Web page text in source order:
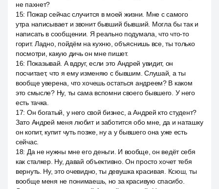
не пахнет?
15: Пожар сейчас случится в моей жизни. Мне с самого
утра написывает и звонит бывший бывший. Могла бы так и
написать в сообщении. Я реально подумала, что что-то
горит. Ладно, пойдём на кухню, объяснишь все, ты только
посмотри, какую дичь он мне пишет.
16: Показывай. А вдруг, если это Андрей увидит, он
посчитает, что я ему изменяю с бывшим. Слушай, а ты
вообще уверена, что хочешь остаться андреем? В каком
это смысле? Ну, ты сама вспомни своего бывшего. У него
есть тачка.
17: Он богатый, у него свой бизнес, а Андрей кто студент?
Зато Андрей меня любит и заботится обо мне, да и наташку
он копит, купит чуть позже, ну а у бывшего она уже есть
сейчас.
18: Да не нужны мне его деньги. И вообще, он ведёт себя
как сталкер. Ну, давай объективно. Он просто хочет тебя
вернуть. Ну, это очевидно, ты девушка красивая. Ксюш, ты
вообще меня не понимаешь, но за красивую спасибо.